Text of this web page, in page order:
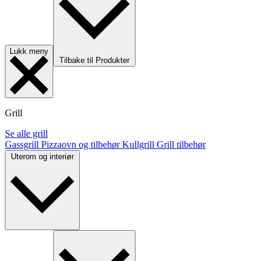
Lukk meny
Tilbake til Produkter
Grill
Se alle grill
Gassgrill Pizzaovn og tilbehørKullgrill Grill tilbehør
Uterom og interiør